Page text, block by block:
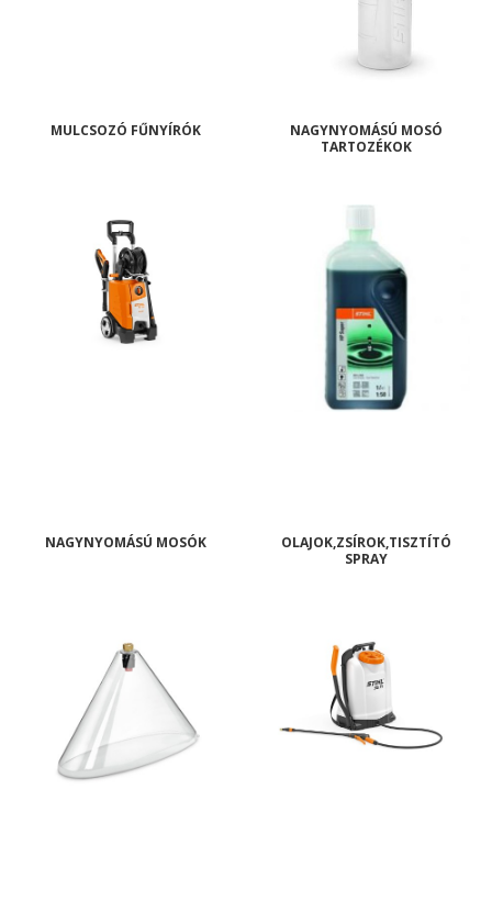
MULCSOZÓ FŰNYÍRÓK
NAGYNYOMÁSÚ MOSÓ
TARTOZÉKOK
NAGYNYOMÁSÚ MOSÓK
OLAJOK,ZSÍROK,TISZTÍTÓ
SPRAY